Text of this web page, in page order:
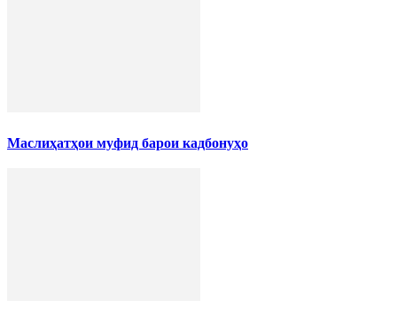
Маслиҳатҳои муфид барои кадбонуҳо